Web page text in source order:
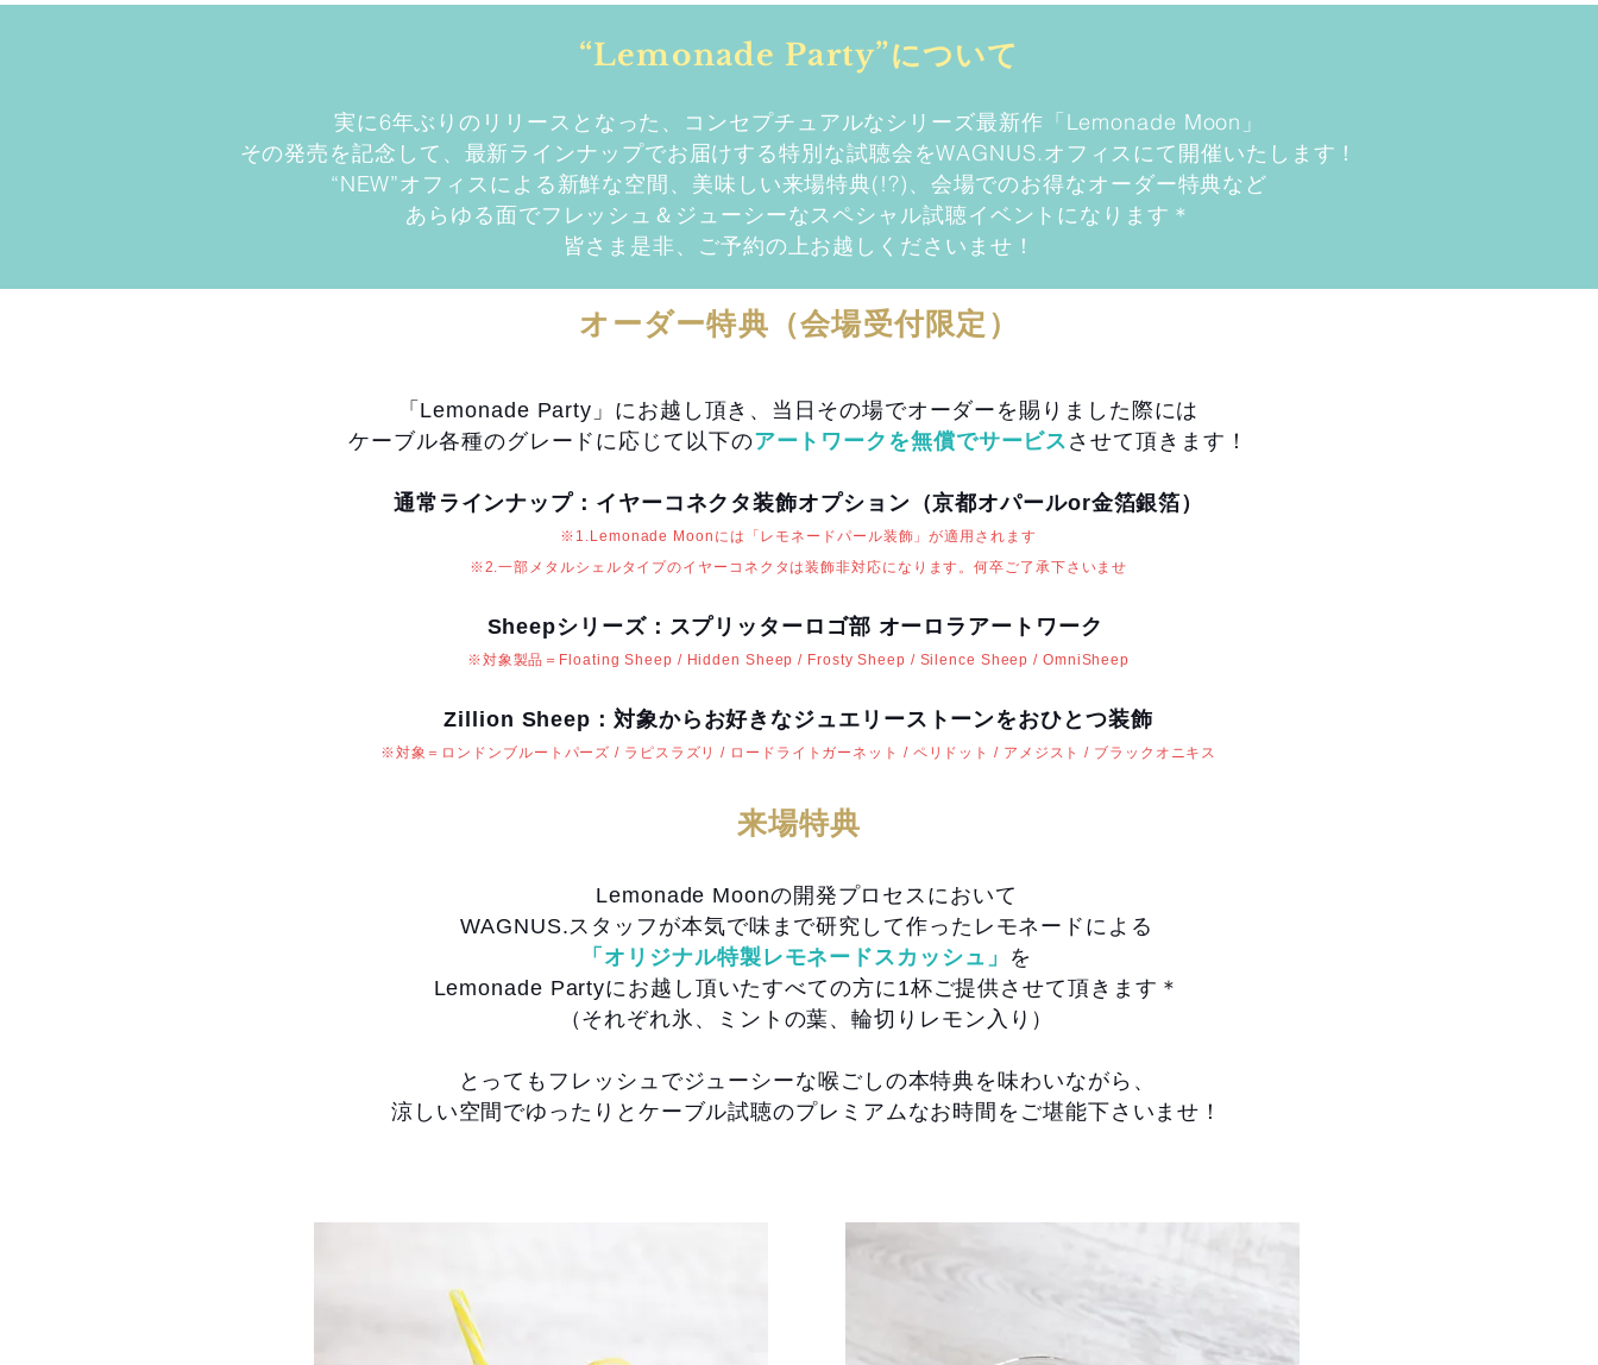
“Lemonade Party”について
実に6年ぶりのリリースとなった、コンセプチュアルなシリーズ最新作「Lemonade Moon」
その発売を記念して、最新ラインナップでお届けする特別な試聴会をWAGNUS.オフィスにて開催いたします！
“NEW”オフィスによる新鮮な空間、美味しい来場特典(!?)、会場でのお得なオーダー特典など
あらゆる面でフレッシュ＆ジューシーなスペシャル試聴イベントになります＊
皆さま是非、ご予約の上お越しくださいませ！
​オーダー特典（会場受付限定）
「Lemonade Party」にお越し頂き、当日その場でオーダーを賜りました際には
ケーブル各種のグレードに応じて以下のアートワークを無償でサービス させて頂きます！
通常ラインナップ：イヤーコネクタ装飾オプション（京都オパールor金箔銀箔）
※1.Lemonade Moonには「レモネードパール装飾」が適用されます
※2.一部メタルシェルタイプのイヤーコネクタは装飾非対応になります。何卒ご了承下さいませ
Sheepシリーズ：スプリッターロゴ部 オーロラアートワーク
※対象製品＝Floating Sheep / Hidden Sheep / Frosty Sheep / Silence Sheep / OmniSheep
Zillion Sheep：対象からお好きなジュエリーストーンをおひとつ装飾
※対象＝ロンドンブルートパーズ / ラピスラズリ / ロードライトガーネット / ペリドット / アメジスト / ブラックオニキス
​来場特典
Lemonade Moonの開発プロセスにおいて
WAGNUS.スタッフが本気で味まで研究して作ったレモネードによる
「オリジナル特製レモネードスカッシュ」
を
Lemonade Partyにお越し頂いたすべての方に1杯ご提供させて頂きます＊
（それぞれ氷、ミントの葉、輪切りレモン入り）
とってもフレッシュでジューシーな喉ごしの本特典を味わいながら、
涼しい空間でゆったりとケーブル試聴のプレミアムなお時間をご堪能下さいませ！